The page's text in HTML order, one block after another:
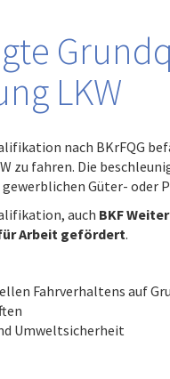
LKW
nach BKrFQG
zu fahren. Die
Güter- oder
auch BKF
Arbeit gefördert.
Fahrverhaltens auf
Umweltsicherheit